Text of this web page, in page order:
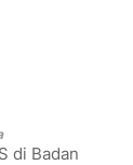
di Badan